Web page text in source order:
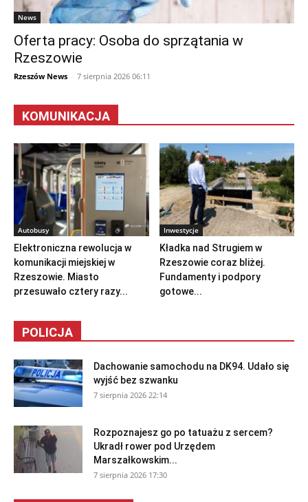
News
Oferta pracy: Osoba do sprzątania w
Rzeszowie
Rzeszów News - 7 sierpnia 2026 06:11
KOMUNIKACJA
Autobusy
Elektroniczna rewolucja w
komunikacji miejskiej w
Rzeszowie. Miasto
przesuwało cztery razy...
Inwestycje
Kładka nad Strugiem w
Rzeszowie coraz bliżej.
Fundamenty i podpory
gotowe...
POLICJA
Dachowanie samochodu na DK94. Udało się
wyjść bez szwanku
7 sierpnia 2026 22:14
Rozpoznajesz go po tatuażu z sercem?
Ukradł rower pod Urzędem
Marszałkowskim...
7 sierpnia 2026 17:30